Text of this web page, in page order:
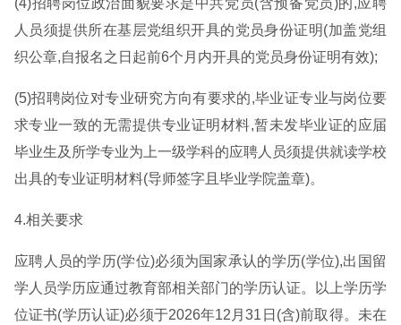
(4)招聘岗位政治面貌要求是中共党员(含预备党员)的,应聘
人员须提供所在基层党组织开具的党员身份证明(加盖党组
织公章,自报名之日起前6个月内开具的党员身份证明有效);
(5)招聘岗位对专业研究方向有要求的,毕业证专业与岗位要
求专业一致的无需提供专业证明材料,暂未发毕业证的应届
毕业生及所学专业为上一级学科的应聘人员须提供就读学校
出具的专业证明材料(导师签字且毕业学院盖章)。
4.相关要求
应聘人员的学历(学位)必须为国家承认的学历(学位),出国留
学人员学历应通过教育部相关部门的学历认证。以上学历学
位证书(学历认证)必须于2026年12月31日(含)前取得。未在